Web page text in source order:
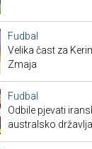
Fudbal
Velika čast za
Zmaja
Fudbal
Odbile pjevati
australsko